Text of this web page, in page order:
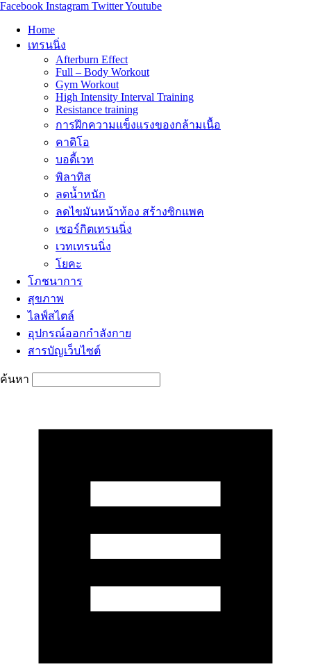
Facebook Instagram TwitterYoutube
Home
เทรนนิ่ง
Afterburn Effect
Full – Body Workout
Gym Workout
High Intensity Interval Training
Resistance training
การฝึกความแข็งแรงของกล้ามเนื้อ
คาดิโอ
บอดี้เวท
พิลาทิส
ลดน้ำหนัก
ลดไขมันหน้าท้อง สร้างซิกแพค
เซอร์กิตเทรนนิ่ง
เวทเทรนนิ่ง
โยคะ
โภชนาการ
สุขภาพ
ไลฟ์สไตล์
อุปกรณ์ออกกำลังกาย
สารบัญเว็บไซต์
ค้นหา